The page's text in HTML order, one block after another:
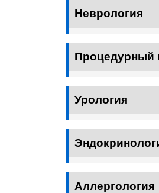
Неврология
Процедурный
Урология
Аллергология